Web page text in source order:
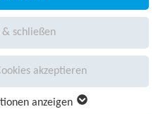
& schließen
akzeptieren
anzeigen